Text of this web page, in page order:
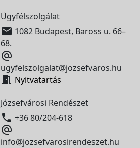
Ügyfélszolgálat
 1082 Budapest, Baross u. 66–
68.

ugyfelszolgalat@jozsefvaros.hu
 Nyitvatartás
Józsefvárosi Rendészet
 +36 80/204-618

info@jozsefvarosirendeszet.hu